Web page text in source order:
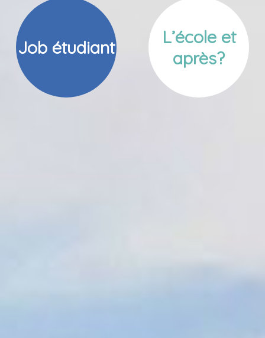
Job étudiant
L’école et
après?